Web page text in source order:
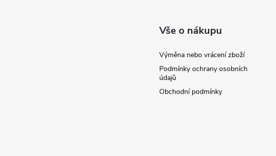
Vše o nákupu
Výměna nebo vrácení zboží
Podmínky ochrany osobních
údajů
Obchodní podmínky